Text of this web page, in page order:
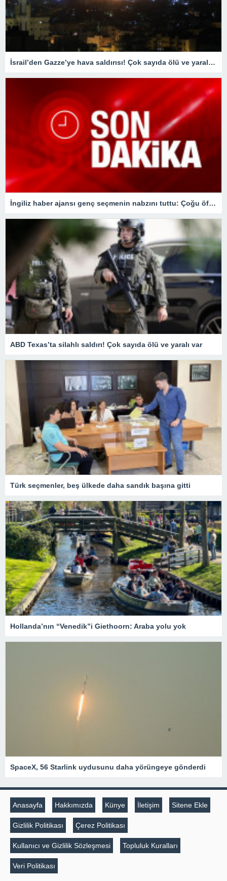
İsrail’den Gazze’ye hava saldırısı! Çok sayıda ölü ve yaralı var
İngiliz haber ajansı genç seçmenin nabzını tuttu: Çoğu öfkesini dindirmek için sandığa gidiyor
ABD Texas’ta silahlı saldırı! Çok sayıda ölü ve yaralı var
Türk seçmenler, beş ülkede daha sandık başına gitti
Hollanda’nın “Venedik”i Giethoorn: Araba yolu yok
SpaceX, 56 Starlink uydusunu daha yörüngeye gönderdi
Anasayfa Hakkımızda Künye İletişim Sitene Ekle
Gizlilik Politikası Çerez Politikası
Kullanıcı ve Gizlilik Sözleşmesi Topluluk Kuralları
Veri Politikası